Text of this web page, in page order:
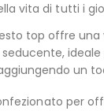
vita di tutti i
top offre
un
per